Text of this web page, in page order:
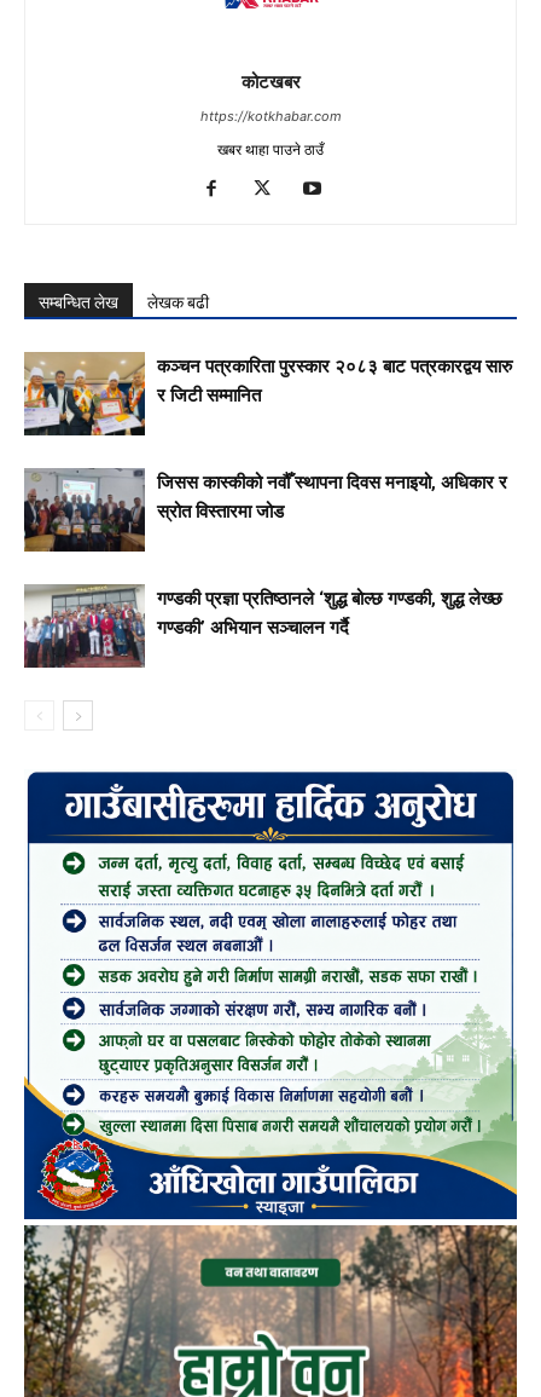
कोटखबर
https://kotkhabar.com
खबर थाहा पाउने ठाउँ
सम्बन्धित लेख लेखक बढी
कञ्चन पत्रकारिता पुरस्कार २०८३ बाट पत्रकारद्वय सारु
र जिटी सम्मानित
जिसस कास्कीको नवौँ स्थापना दिवस मनाइयो, अधिकार र
स्रोत विस्तारमा जोड
गण्डकी प्रज्ञा प्रतिष्ठानले ‘शुद्ध बोल्छ गण्डकी, शुद्ध लेख्छ
गण्डकी’ अभियान सञ्चालन गर्दै